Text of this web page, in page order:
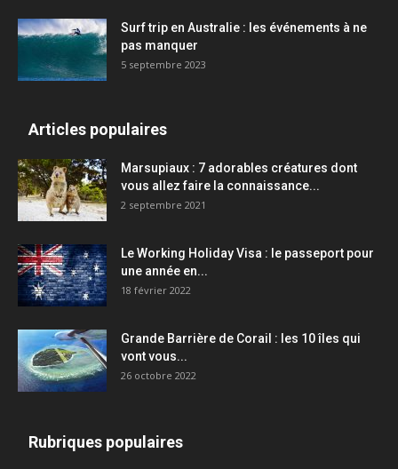
Surf trip en Australie : les événements à ne
pas manquer
5 septembre 2023
Articles populaires
Marsupiaux : 7 adorables créatures dont
vous allez faire la connaissance...
2 septembre 2021
Le Working Holiday Visa : le passeport pour
une année en...
18 février 2022
Grande Barrière de Corail : les 10 îles qui
vont vous...
26 octobre 2022
Rubriques populaires